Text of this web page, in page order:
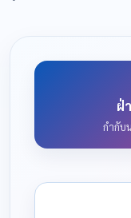
ฝ่
กำกับ